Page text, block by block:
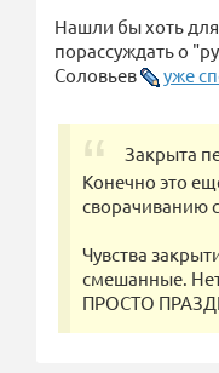
Нашли бы хоть
порассуждать о
Соловьев
уже
Закрыта
Конечно это
сворачиванию
Чувства
смешанные.
ПРОСТО